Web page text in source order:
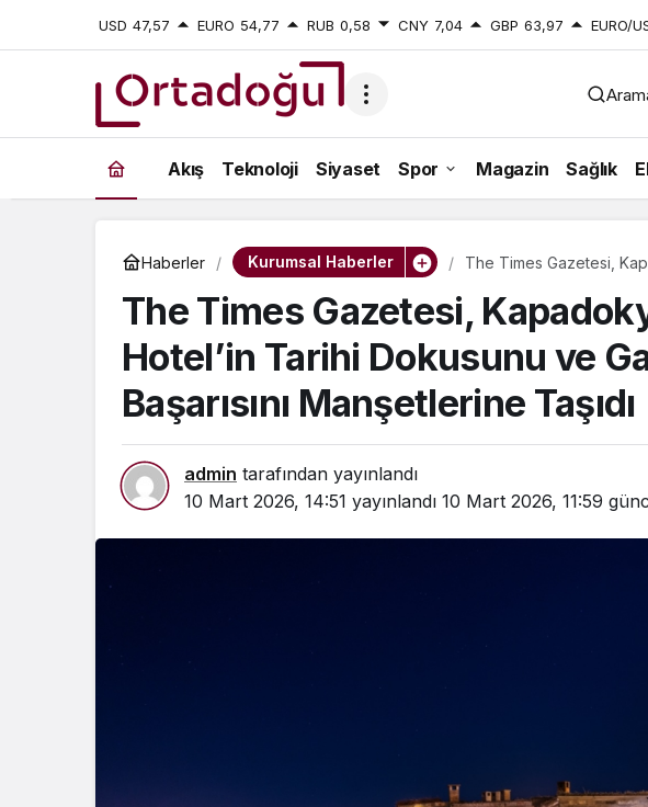
USD 47,57 EURO 54,77 RUB 0,58 CNY 7,04 GBP 63,97 EURO/
Akış Teknoloji Siyaset Spor Magazin Sağlık
Haberler Kurumsal Haberler
The Times Gazetesi,
The Times Gazetesi,
Hotel’in Tarihi Dokusunu ve
Başarısını Manşetlerine Taşıdı
admin tarafından yayınlandı
10 Mart 2026, 14:51 yayınlandı 10 Mart 2026, 11:59